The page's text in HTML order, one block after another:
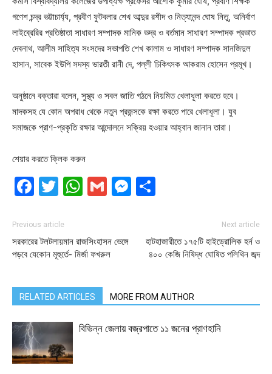
গণেশ চন্দ্র ভট্টাচার্য্য, প্রবীণ ফুটবলার শেখ আব্দুর রশীদ ও নিত্যানন্দ ঘোষ নিতু, অনির্বাণ
লাইব্রেরির প্রতিষ্ঠাতা সাধারণ সম্পাদক মানিক ভদ্র ও বর্তমান সাধারণ সম্পাদক প্রভাত
দেবনাথ, আলীম সাহিত্য সংসদের সভাপতি শেখ কালাম ও সাধারণ সম্পাদক সানজিদুল
হাসান, সাবেক ইউপি সদস্য ভারতী রানী দে, পল্লী চিকিৎসক আকরাম হোসেন প্রমূখ।
অনুষ্ঠানে বক্তারা বলেন, সুস্থ্য ও সবল জাতি গঠনে নিয়মিত খেলাধূলা করতে হবে।
মাদকসহ যে কোন অপরাধ থেকে নতুন প্রজন্সকে রক্ষা করতে পারে খেলাধূলা। যুব
সমাজকে প্রাণ-প্রকৃতি রক্ষার আন্দোলনে সক্রিয় হওয়ার আহ্বান জানান তারা।
শেয়ার করতে ক্লিক করুন
Facebook
Twitter
WhatsApp
GmailMessenger
Previous article
সরকারের টলটলায়মান রাজসিংহাসন ভেঙ্গে
পড়বে যেকোন মূহুর্তে- মির্জা ফখরুল
Next article
হাটহাজারীতে ১৭৫টি হাইড্রোলিক হর্ন ও
৪০০ কেজি নিষিদ্ধ ঘোষিত পলিথিন জব্দ
RELATED ARTICLES MORE FROM AUTHOR
বিভিন্ন জেলায় বজ্রপাতে ১১ জনের প্রাণহানি